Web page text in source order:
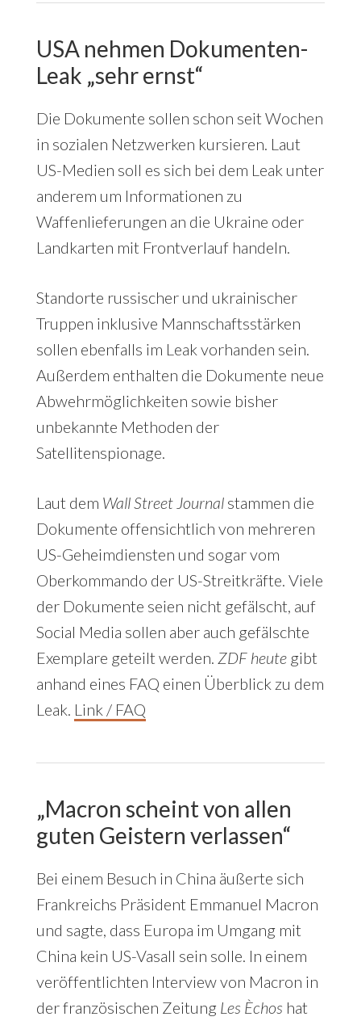
USA nehmen Dokumenten-
Leak „sehr ernst“
Die Dokumente sollen schon seit Wochen
in sozialen Netzwerken kursieren. Laut
US-Medien soll es sich bei dem Leak unter
anderem um Informationen zu
Waffenlieferungen an die Ukraine oder
Landkarten mit Frontverlauf handeln.
Standorte russischer und ukrainischer
Truppen inklusive Mannschaftsstärken
sollen ebenfalls im Leak vorhanden sein.
Außerdem enthalten die Dokumente neue
Abwehrmöglichkeiten sowie bisher
unbekannte Methoden der
Satellitenspionage.
Laut dem Wall Street Journalstammen die
Dokumente offensichtlich von mehreren
US-Geheimdiensten und sogar vom
Oberkommando der US-Streitkräfte. Viele
der Dokumente seien nicht gefälscht, auf
Social Media sollen aber auch gefälschte
Exemplare geteilt werden. ZDF heutegibt
anhand eines FAQ einen Überblick zu dem
Leak. Link / FAQ
„Macron scheint von allen
guten Geistern verlassen“
Bei einem Besuch in China äußerte sich
Frankreichs Präsident Emmanuel Macron
und sagte, dass Europa im Umgang mit
China kein US-Vasall sein solle. In einem
veröffentlichten Interview von Macron in
der französischen Zeitung Les Èchos hat